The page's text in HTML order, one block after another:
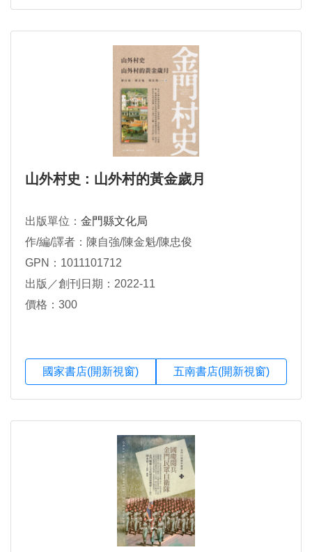
山外村史 : 山外村的黃金歲月
出版單位： 金門縣文化局
作/編/譯者：陳自強/陳金魁/陳忠俊
GPN：1011101712
出版／創刊日期：2022-11
價格：300
國家書店(開新視窗) 五南書店(開新視窗)